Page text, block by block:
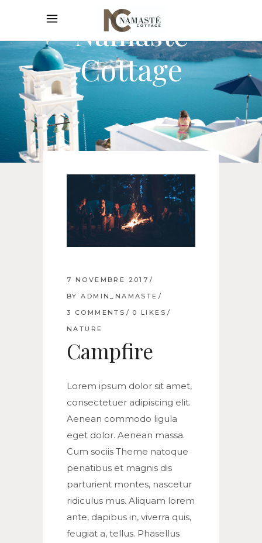
Namaste
Cottage
7 NOVEMBRE 2017
BYADMIN_NAMASTE
3 COMMENTS
0
LIKES
NATURE
Campfire
Lorem ipsum dolor sit amet,
consectetuer adipiscing elit.
Aenean commodo ligula
eget dolor. Aenean massa.
Cum sociis Theme natoque
penatibus et magnis dis
parturient montes, nascetur
ridiculus mus. Aliquam lorem
ante, dapibus in, viverra quis,
feugiat a, tellus. Phasellus